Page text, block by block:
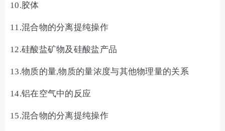
10.胶体
11.混合物的分离提纯操作
12.硅酸盐矿物及硅酸盐产品
13.物质的量,物质的量浓度与其他物理量的关系
14.铝在空气中的反应
15.混合物的分离提纯操作